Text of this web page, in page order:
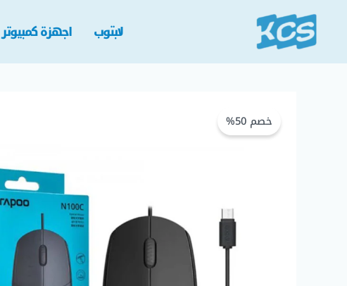
تخطي
المحتوى
لابتوب اجهزة كمبيوتر
خصم 50%Rapoo
N100C